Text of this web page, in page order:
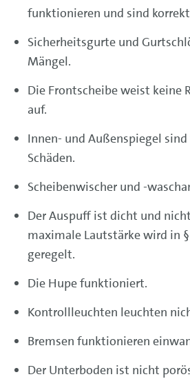
funktionieren und sind
Sicherheitsgurte und
Mängel.
Die Frontscheibe weist keine
auf.
Innen- und Außenspiegel
Schäden.
Scheibenwischer und -
Der Auspuff ist dicht und
maximale Lautstärke wird in
geregelt.
Die Hupe funktioniert.
Kontrollleuchten leuchten
Bremsen funktionieren
Der Unterboden ist nicht